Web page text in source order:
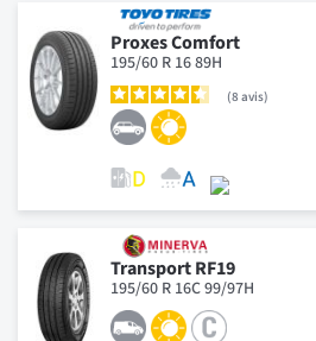
Proxes Comfort
195/60 R 16 89H
8 avis
Transport RF19
195/60 R 16C 99/97H